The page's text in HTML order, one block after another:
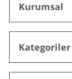
Kurumsal
Kategoriler